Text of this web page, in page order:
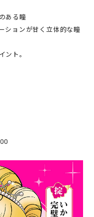
ある瞳
ションが甘く立体的な瞳
ント。